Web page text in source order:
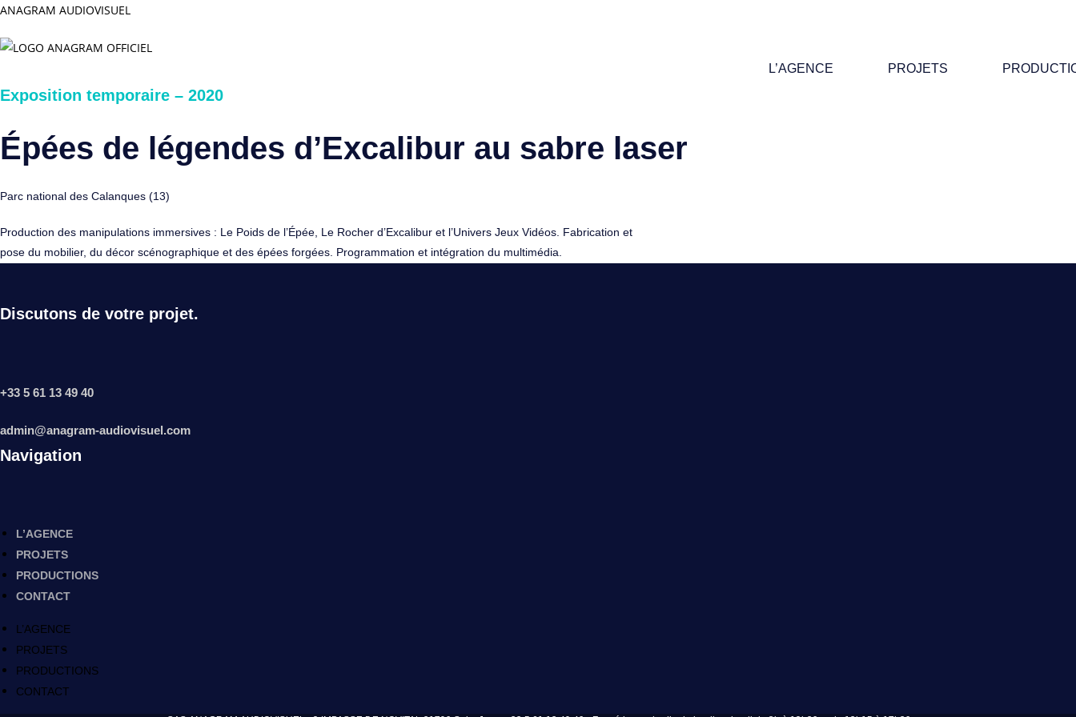
Skip
content
ANAGRAM AUDIOVISUEL
L’AGENCE PROJETS
Exposition temporaire – 2020
Épées de légendes d’Excalibur au sabre laser
Parc national des Calanques (13)
Production des manipulations immersives : Le Poids de l’Épée, Le Rocher d’Excalibur et l’Univers Jeux Vidéos. Fabrication et
pose du mobilier, du décor scénographique et des épées forgées. Programmation et intégration du multimédia.
Discutons de votre projet.
+33 5 61 13 49 40
admin@anagram-audiovisuel.com
Navigation
L’AGENCE
PROJETS
PRODUCTIONS
CONTACT
L’AGENCE
PROJETS
PRODUCTIONS
CONTACT